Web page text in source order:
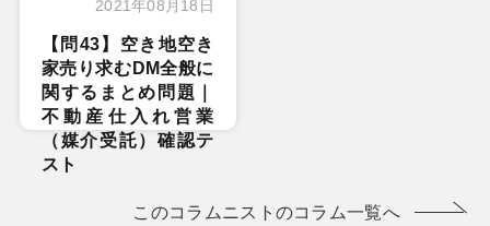
2021年08月18日
【問43】空き地空き
家売り求むDM全般に
関するまとめ問題｜
不動産仕入れ営業
（媒介受託）確認テ
スト
このコラムニストのコラム一覧へ